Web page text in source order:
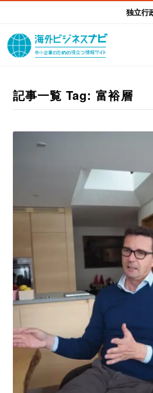
独立行
海外ビジネスナ
はじめて海
ドブック
ふかぼり
進出・支援事例
アドバイザー
本部・関東本部
東北本部
北陸本部
中国本部
支援メニュ
海外展開アドバイス支援
海外展開支援メニュー
記事一覧 Tag: 富裕層